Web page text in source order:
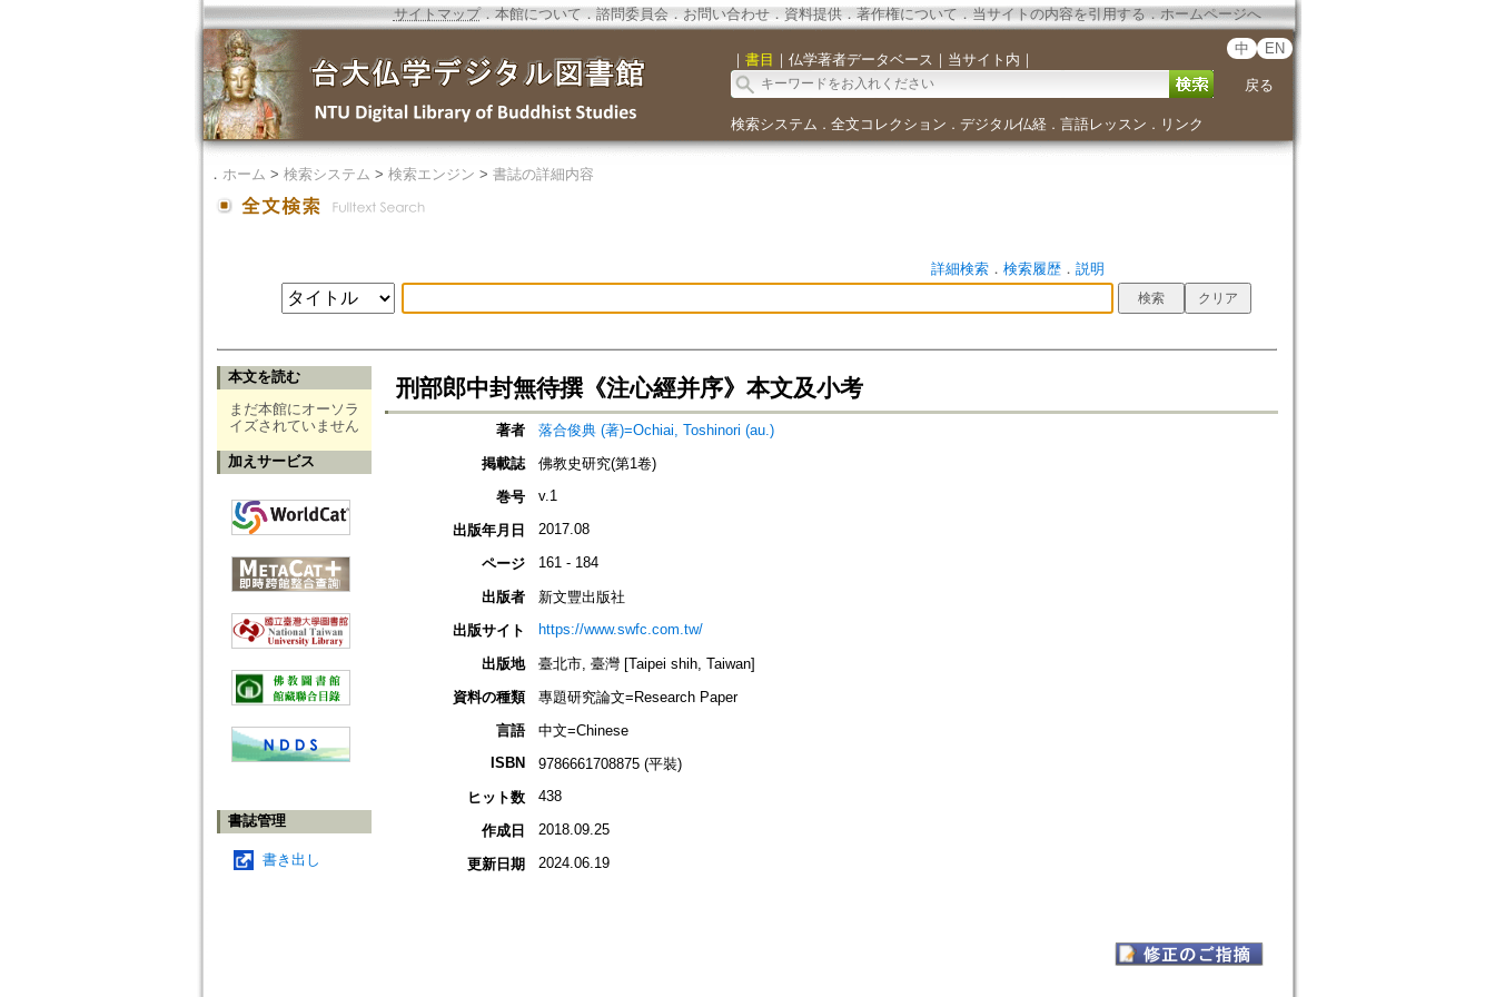
サイトマップ．本館について ． 諮問委員会． お問い合わせ． 資料提供． 著作権について．当サイトの内容を引用する ． ホームページへ
｜ 書目 ｜ 仏学著者データベース ｜ 当サイト内 ｜
中 EN
戻る
検索システム ． 全文コレクション ． デジタル仏経． 言語レッスン ． リンク
． ホーム > 検索システム > 検索エンジン > 書誌の詳細内容
詳細検索． 検索履歴． 説明
本文を読む
まだ本館にオーソラ
イズされていません
加えサービス
書誌管理
書き出し
刑部郎中封無待撰《注心經并序》本文及小考
著者
落合俊典 (著)=Ochiai, Toshinori (au.)
掲載誌
佛教史研究(第1卷)
巻号
v.1
出版年月日 2017.08
ページ 161 - 184
出版者
新文豐出版社
出版サイト
https://www.swfc.com.tw/
出版地
臺北市, 臺灣 [Taipei shih, Taiwan]
資料の種類
專題研究論文=Research Paper
言語
中文=Chinese
ISBN
9786661708875 (平裝)
ヒット数
438
作成日 2018.09.25
更新日期 2024.06.19